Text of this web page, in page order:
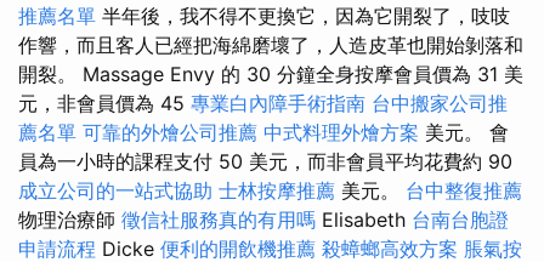
推薦名單 半年後，我不得不更換它，因為它開裂了，吱吱
作響，而且客人已經把海綿磨壞了，人造皮革也開始剝落和
開裂。 Massage Envy 的 30 分鐘全身按摩會員價為 31 美
元，非會員價為 45 專業白內障手術指南 台中搬家公司推
薦名單 可靠的外燴公司推薦 中式料理外燴方案 美元。 會
員為一小時的課程支付 50 美元，而非會員平均花費約 90
成立公司的一站式協助 士林按摩推薦 美元。 台中整復推薦
物理治療師 徵信社服務真的有用嗎 Elisabeth 台南台胞證
申請流程 Dicke 便利的開飲機推薦 殺蟑螂高效方案 脹氣按